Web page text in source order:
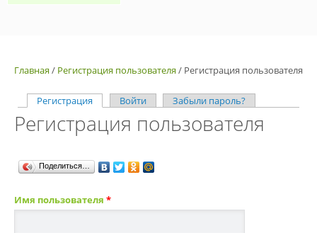
Главная / Регистрация пользователя / Регистрация пользователя
Главные вкладки
Регистрация (активная вкладка)
Войти Забыли пароль?
Регистрация пользователя
Поделиться…
Имя пользователя *